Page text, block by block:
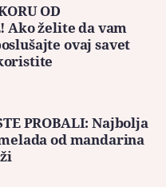
OD
Ako želite da vam
ovaj savet
PROBALI: Najbolja
od mandarina